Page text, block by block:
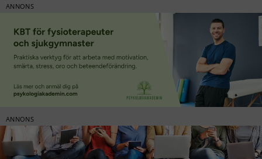
ANNONS
ANNONS